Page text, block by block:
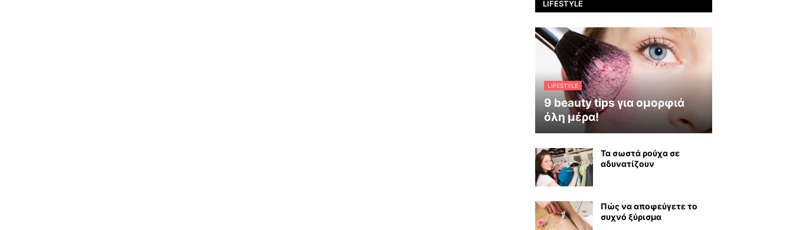
LIFESTYLE
LIFESTYLE
9 beauty tips για ομορφιά
όλη μέρα!
Τα σωστά ρούχα σε
αδυνατίζουν
Πώς να αποφεύγετε το
συχνό ξύρισμα